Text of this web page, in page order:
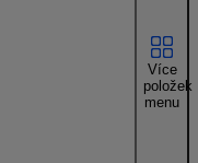
Více
položek
menu